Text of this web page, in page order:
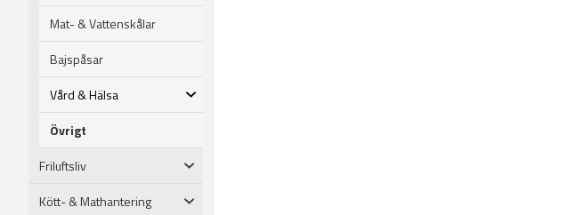
Mat- & Vattenskålar
Bajspåsar
Vård & Hälsa
Övrigt
Friluftsliv
Kött- & Mathantering